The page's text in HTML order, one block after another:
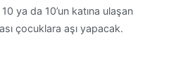
ya da 10’un katına ulaşan
çocuklara aşı yapacak.